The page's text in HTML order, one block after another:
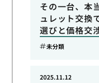
その一台、本
ュレット交換
選びと価格交
未分類
2025.11.12